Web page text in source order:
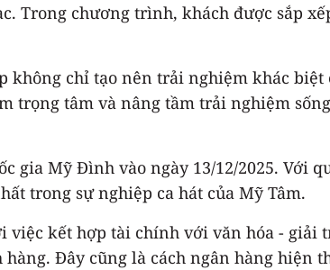
Trong chương trình, khách được sắp
chỉ tạo nên trải nghiệm khác biệt
trọng tâm và nâng tầm trải nghiệm
gia Mỹ Đình vào ngày 13/12/2025. Với
trong sự nghiệp ca hát của Mỹ Tâm.
việc kết hợp tài chính với văn hóa - giải
Đây cũng là cách ngân hàng hiện